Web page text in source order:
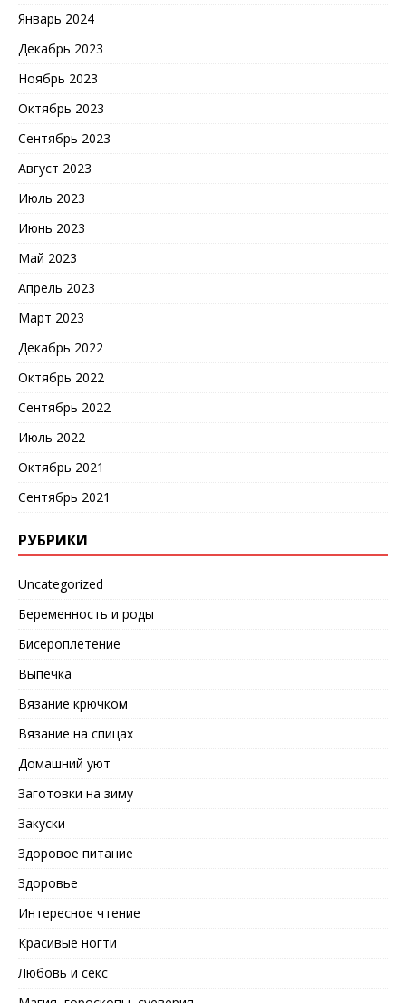
Январь 2024
Декабрь 2023
Ноябрь 2023
Октябрь 2023
Сентябрь 2023
Август 2023
Июль 2023
Июнь 2023
Май 2023
Апрель 2023
Март 2023
Декабрь 2022
Октябрь 2022
Сентябрь 2022
Июль 2022
Октябрь 2021
Сентябрь 2021
РУБРИКИ
Uncategorized
Беременность и роды
Бисероплетение
Выпечка
Вязание крючком
Вязание на спицах
Домашний уют
Заготовки на зиму
Закуски
Здоровое питание
Здоровье
Интересное чтение
Красивые ногти
Любовь и секс